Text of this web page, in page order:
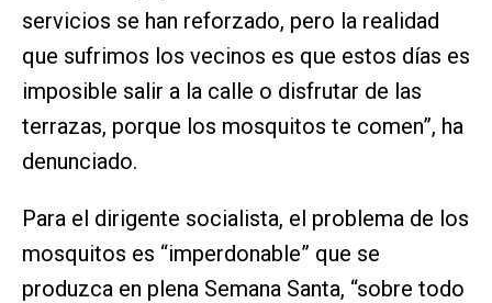
servicios se han reforzado, pero la realidad
que sufrimos los vecinos es que estos días es
imposible salir a la calle o disfrutar de las
terrazas, porque los mosquitos te comen”, ha
denunciado.
Para el dirigente socialista, el problema de los
mosquitos es “imperdonable” que se
produzca en plena Semana Santa, “sobre todo